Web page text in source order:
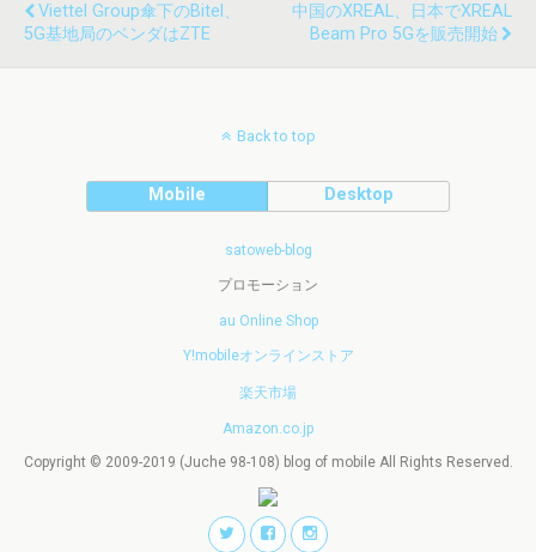
Viettel Group傘下のBitel、
5G基地局のベンダはZTE
中国のXREAL、日本でXREAL
Beam Pro 5Gを販売開始
Back to top
Mobile Desktop
satoweb-blog
プロモーション
au Online Shop
Y!mobileオンラインストア
楽天市場
Amazon.co.jp
Copyright © 2009-2019 (Juche 98-108) blog of mobile All Rights Reserved.